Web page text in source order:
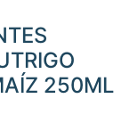
250ML